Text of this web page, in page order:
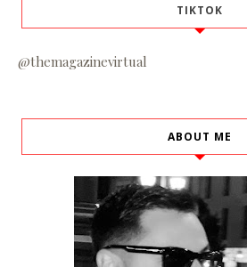
TIKTOK
@themagazinevirtual
ABOUT ME